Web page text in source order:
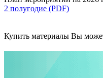
2 полугодие (PDF)
Купить материалы Вы